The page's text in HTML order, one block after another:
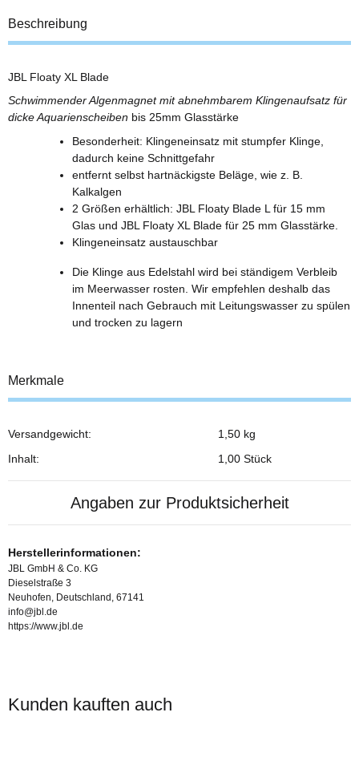
Beschreibung
JBL Floaty XL Blade
Schwimmender Algenmagnet mit abnehmbarem Klingenaufsatz für
dicke Aquarienscheiben bis 25mm Glasstärke
Besonderheit: Klingeneinsatz mit stumpfer Klinge,
dadurch keine Schnittgefahr
entfernt selbst hartnäckigste Beläge, wie z. B.
Kalkalgen
2 Größen erhältlich: JBL Floaty Blade L für 15 mm
Glas und JBL Floaty XL Blade für 25 mm Glasstärke.
Klingeneinsatz austauschbar
Die Klinge aus Edelstahl wird bei ständigem Verbleib
im Meerwasser rosten. Wir empfehlen deshalb das
Innenteil nach Gebrauch mit Leitungswasser zu spülen
und trocken zu lagern
Merkmale
Produkteigenschaft
Wert
Versandgewicht:
1,50 kg
Inhalt:
1,00 Stück
Angaben zur Produktsicherheit
Herstellerinformationen:
JBL GmbH & Co. KG
Dieselstraße 3
Neuhofen, Deutschland, 67141
info@jbl.de
https://www.jbl.de
Kunden kauften auch